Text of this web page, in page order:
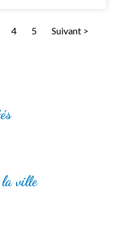
4 5 Suivant >
ville